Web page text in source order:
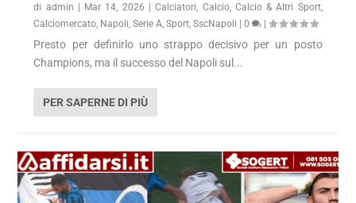
di admin | Mar 14, 2026 |Calciatori Calcio, Calcio & Altri Sport,
Calciomercato Napoli ,Serie A ,Sport ,SscNapoli |0 |
Presto per definirlo uno strappo decisivo per un posto
Champions, ma il successo del Napoli sul...
PER SAPERNE DI PIÙ